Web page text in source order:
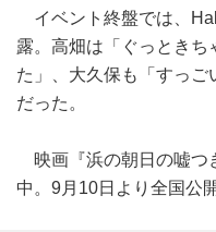
イベント終盤では、
露。高畑は「ぐっときち
た」、大久保も「すっご
だった。
映画『浜の朝日の嘘つ
中。9月10日より全国公開